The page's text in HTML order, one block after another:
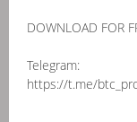
DOWNLOAD FOR
Telegram:
https://t.me/